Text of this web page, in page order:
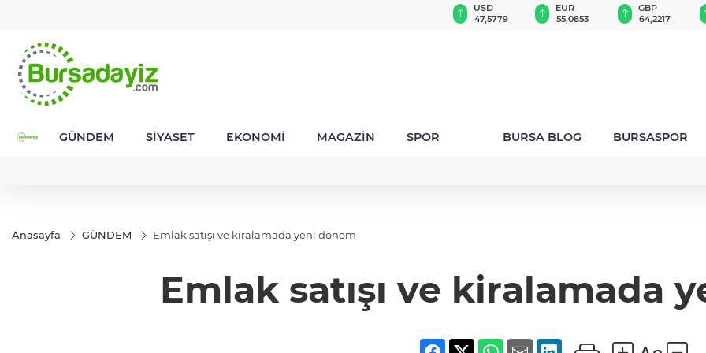
USD
47,5779
EUR
55,0853
GBP
64,2217
GÜNDEM SİYASET EKONOMİ MAGAZİN SPOR BURSA BLOG BURSASPOR
Anasayfa GÜNDEM Emlak satışı ve kiralamada yeni dönem
Emlak satışı ve kiralamada